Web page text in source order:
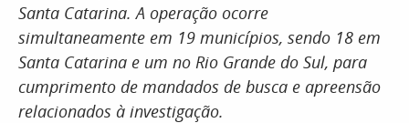
Santa Catarina. A operação ocorre
simultaneamente em 19 municípios, sendo 18 em
Santa Catarina e um no Rio Grande do Sul, para
cumprimento de mandados de busca e apreensão
relacionados à investigação.